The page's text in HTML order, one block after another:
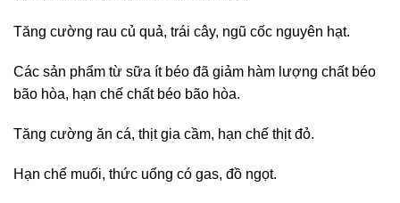
Tăng cường rau củ quả, trái cây, ngũ cốc nguyên hạt.
Các sản phẩm từ sữa ít béo đã giảm hàm lượng chất béo
bão hòa, hạn chế chất béo bão hòa.
Tăng cường ăn cá, thịt gia cầm, hạn chế thịt đỏ.
Hạn chế muối, thức uống có gas, đồ ngọt.